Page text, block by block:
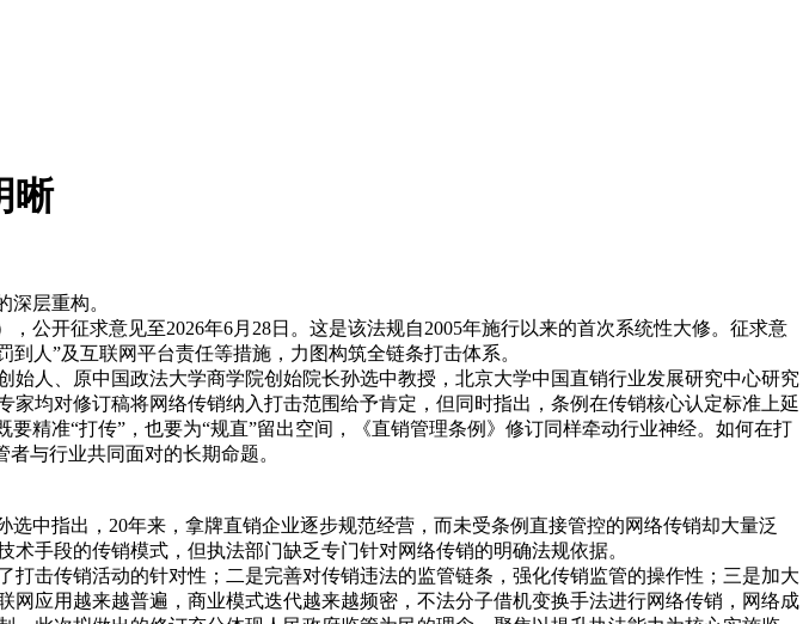
晰
层重构。
开征求意见至2026年6月28日。这是该法规自2005年施行以来的首次系统性大修。征求意
人”及互联网平台责任等措施，力图构筑全链条打击体系。
、原中国政法大学商学院创始院长孙选中教授，北京大学中国直销行业发展研究中心研究
均对修订稿将网络传销纳入打击范围给予肯定，但同时指出，条例在传销核心认定标准上延
精准“打传”，也要为“规直”留出空间，《直销管理条例》修订同样牵动行业神经。如何在打
与行业共同面对的长期命题。
指出，20年来，拿牌直销企业逐步规范经营，而未受条例直接管控的网络传销却大量泛
手段的传销模式，但执法部门缺乏专门针对网络传销的明确法规依据。
传销活动的针对性；二是完善对传销违法的监管链条，强化传销监管的操作性；三是加大
应用越来越普遍，商业模式迭代越来越频密，不法分子借机变换手法进行网络传销，网络成